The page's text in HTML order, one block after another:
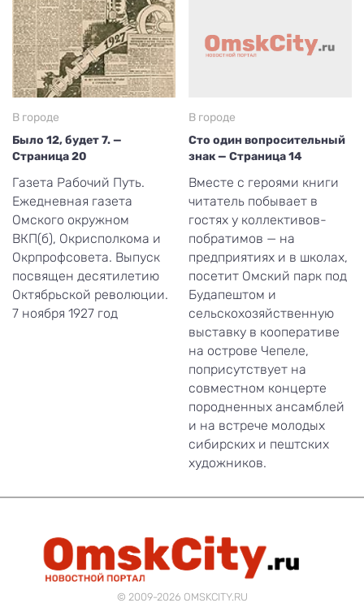
В городе
Было 12, будет 7. —
Страница 20
Газета Рабочий Путь.
Ежедневная газета
Омского окружном
ВКП(б), Окрисполкома и
Окрпрофсовета. Выпуск
посвящен десятилетию
Октябрьской революции.
7 ноября 1927 год
В городе
Сто один вопросительный
знак — Страница 14
Вместе с героями книги
читатель побывает в
гостях у коллективов-
побратимов — на
предприятиях и в школах,
посетит Омский парк под
Будапештом и
сельскохозяйственную
выставку в кооперативе
на острове Чепеле,
поприсутствует на
совместном концерте
породненных ансамблей
и на встрече молодых
сибирских и пештских
художников.
© 2009-2026 OMSKCITY.RU